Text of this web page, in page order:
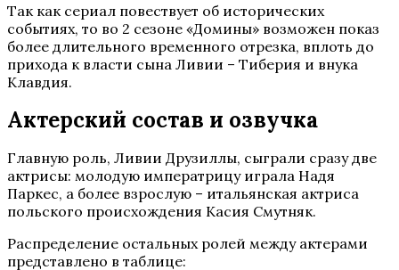
Так как сериал повествует об исторических
событиях, то во 2 сезоне «Домины» возможен показ
более длительного временного отрезка, вплоть до
прихода к власти сына Ливии – Тиберия и внука
Клавдия.
Актерский состав и озвучка
Главную роль, Ливии Друзиллы, сыграли сразу две
актрисы: молодую императрицу играла Надя
Паркес, а более взрослую – итальянская актриса
польского происхождения Касия Смутняк.
Распределение остальных ролей между актерами
представлено в таблице: